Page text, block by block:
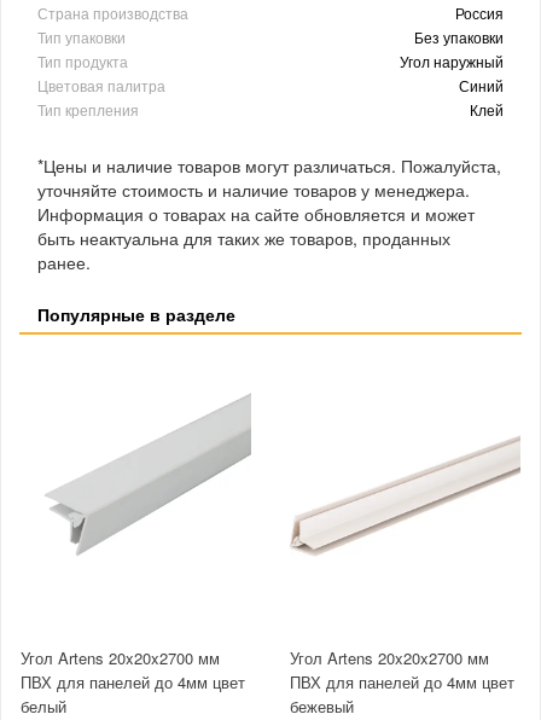
Страна производства
Россия
Тип упаковки
Без упаковки
Тип продукта
Угол наружный
Цветовая палитра
Синий
Тип крепления
Клей
*Цены и наличие товаров могут различаться. Пожалуйста,
уточняйте стоимость и наличие товаров у менеджера.
Информация о товарах на сайте обновляется и может
быть неактуальна для таких же товаров, проданных
ранее.
Популярные в разделе
Угол Artens 20x20x2700 мм
ПВХ для панелей до 4мм цвет
белый
Угол Artens 20x20x2700 мм
ПВХ для панелей до 4мм цвет
бежевый